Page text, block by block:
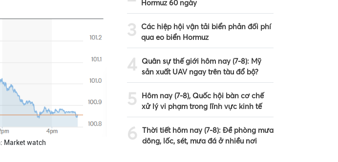
Market watch
Hormuz 60 ngày
3 Các hiệp hội vận tải biển phản đối phí
qua eo biển Hormuz
4 Quân sự thế giới hôm nay (7-8): Mỹ
sản xuất UAV ngay trên tàu đổ bộ?
5
Hôm nay (7-8), Quốc hội bàn cơ chế
xử lý vi phạm trong lĩnh vực kinh tế
6 Thời tiết hôm nay (7-8): Đề phòng mưa
dông, lốc, sét, mưa đá ở nhiều nơi